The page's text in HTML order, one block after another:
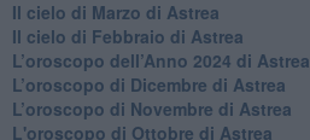
​Il cielo di Marzo di Astrea
​Il cielo di Febbraio di Astrea
​L’oroscopo dell’Anno 2024 di Astrea
​L’oroscopo di Dicembre di Astrea
​L’oroscopo di Novembre di Astrea
L'oroscopo di Ottobre di Astrea